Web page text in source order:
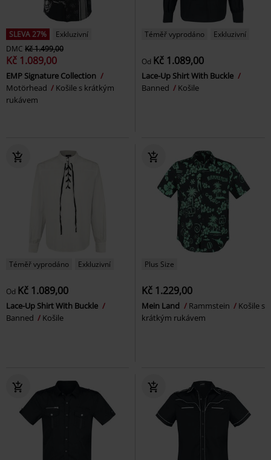
SLEVA 27%
Exkluzivní
DMC Kč 1.499,00
Kč 1.089,00
EMP Signature Collection
Motörhead
Košile s krátkým
rukávem
Téměř vyprodáno Exkluzivní
Od Kč 1.089,00
Lace-Up Shirt With Buckle
Banned
Košile
Téměř vyprodáno Exkluzivní
Od Kč 1.089,00
Lace-Up Shirt With Buckle
Banned
Košile
Plus Size
Kč 1.229,00
Mein Land Rammstein
Košile s
krátkým rukávem